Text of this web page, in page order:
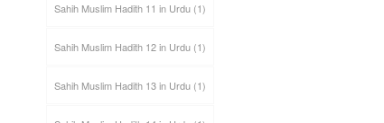
Sahih Muslim Hadith 11 in Urdu(1)
Sahih Muslim Hadith 12 in Urdu(1)
Sahih Muslim Hadith 13 in Urdu(1)